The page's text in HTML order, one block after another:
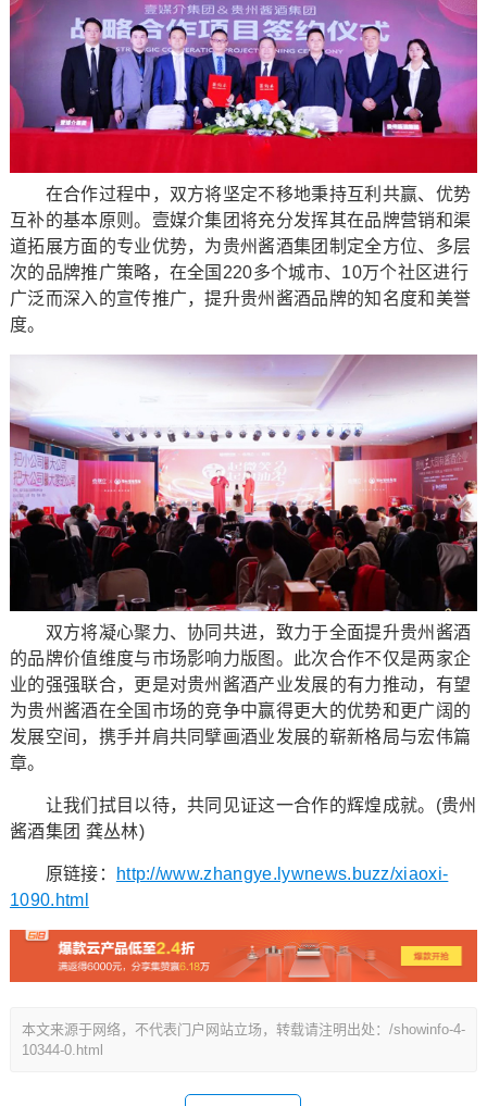
在合作过程中，双方将坚定不移地秉持互利共赢、优势
互补的基本原则。壹媒介集团将充分发挥其在品牌营销和渠
道拓展方面的专业优势，为贵州酱酒集团制定全方位、多层
次的品牌推广策略，在全国220多个城市、10万个社区进行
广泛而深入的宣传推广，提升贵州酱酒品牌的知名度和美誉
度。
双方将凝心聚力、协同共进，致力于全面提升贵州酱酒
的品牌价值维度与市场影响力版图。此次合作不仅是两家企
业的强强联合，更是对贵州酱酒产业发展的有力推动，有望
为贵州酱酒在全国市场的竞争中赢得更大的优势和更广阔的
发展空间，携手并肩共同擘画酒业发展的崭新格局与宏伟篇
章。
让我们拭目以待，共同见证这一合作的辉煌成就。(贵州
酱酒集团 龚丛林)
原链接：
http://www.zhangye.lywnews.buzz/xiaoxi-
1090.html
本文来源于网络，不代表门户网站立场，转载请注明出处：/showinfo-4-
10344-0.html